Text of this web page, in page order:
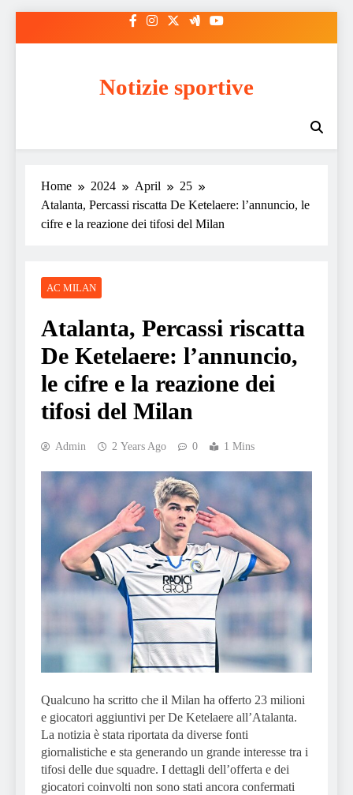
Notizie sportive
Home 2024 April
25
Atalanta, Percassi riscatta De Ketelaere: l’annuncio, le
cifre e la reazione dei tifosi del Milan
AC MILAN
Atalanta, Percassi riscatta
De Ketelaere: l’annuncio,
le cifre e la reazione dei
tifosi del Milan
Admin 2 Years Ago 0 1 Mins
Qualcuno ha scritto che il Milan ha offerto 23 milioni
e giocatori aggiuntivi per De Ketelaere all’Atalanta.
La notizia è stata riportata da diverse fonti
giornalistiche e sta generando un grande interesse tra i
tifosi delle due squadre. I dettagli dell’offerta e dei
giocatori coinvolti non sono stati ancora confermati